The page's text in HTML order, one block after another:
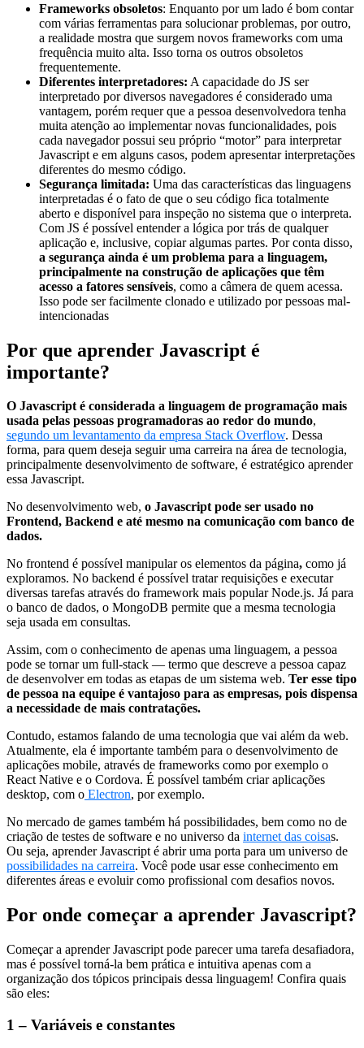
Frameworks obsoletos: Enquanto por um lado é bom contar
com várias ferramentas para solucionar problemas, por outro,
a realidade mostra que surgem novos frameworks com uma
frequência muito alta. Isso torna os outros obsoletos
frequentemente.
Diferentes interpretadores: A capacidade do JS ser
interpretado por diversos navegadores é considerado uma
vantagem, porém requer que a pessoa desenvolvedora tenha
muita atenção ao implementar novas funcionalidades, pois
cada navegador possui seu próprio “motor” para interpretar
Javascript e em alguns casos, podem apresentar interpretações
diferentes do mesmo código.
Segurança limitada: Uma das características das linguagens
interpretadas é o fato de que o seu código fica totalmente
aberto e disponível para inspeção no sistema que o interpreta.
Com JS é possível entender a lógica por trás de qualquer
aplicação e, inclusive, copiar algumas partes. Por conta disso,
a segurança ainda é um problema para a linguagem,
principalmente na construção de aplicações que têm
acesso a fatores sensíveis, como a câmera de quem acessa.
Isso pode ser facilmente clonado e utilizado por pessoas mal-
intencionadas
Por que aprender Javascript é
importante?
O Javascript é considerada a linguagem de programação mais
usada pelas pessoas programadoras ao redor do mundo,
segundo um levantamento da empresa Stack Overflow. Dessa
forma, para quem deseja seguir uma carreira na área de tecnologia,
principalmente desenvolvimento de software, é estratégico aprender
essa Javascript.
No desenvolvimento web, o Javascript pode ser usado no
Frontend, Backend e até mesmo na comunicação com banco de
dados.
No frontend é possível manipular os elementos da página, como já
exploramos. No backend é possível tratar requisições e executar
diversas tarefas através do framework mais popular Node.js. Já para
o banco de dados, o MongoDB permite que a mesma tecnologia
seja usada em consultas.
Assim, com o conhecimento de apenas uma linguagem, a pessoa
pode se tornar um full-stack — termo que descreve a pessoa capaz
de desenvolver em todas as etapas de um sistema web. Ter esse tipo
de pessoa na equipe é vantajoso para as empresas, pois dispensa
a necessidade de mais contratações.
Contudo, estamos falando de uma tecnologia que vai além da web.
Atualmente, ela é importante também para o desenvolvimento de
aplicações mobile, através de frameworks como por exemplo o
React Native e o Cordova. É possível também criar aplicações
desktop, com o Electron, por exemplo.
No mercado de games também há possibilidades, bem como no de
criação de testes de software e no universo da internet das coisas.
Ou seja, aprender Javascript é abrir uma porta para um universo de
possibilidades na carreira. Você pode usar esse conhecimento em
diferentes áreas e evoluir como profissional com desafios novos.
Por onde começar a aprender Javascript?
Começar a aprender Javascript pode parecer uma tarefa desafiadora,
mas é possível torná-la bem prática e intuitiva apenas com a
organização dos tópicos principais dessa linguagem! Confira quais
são eles:
1 – Variáveis e constantes